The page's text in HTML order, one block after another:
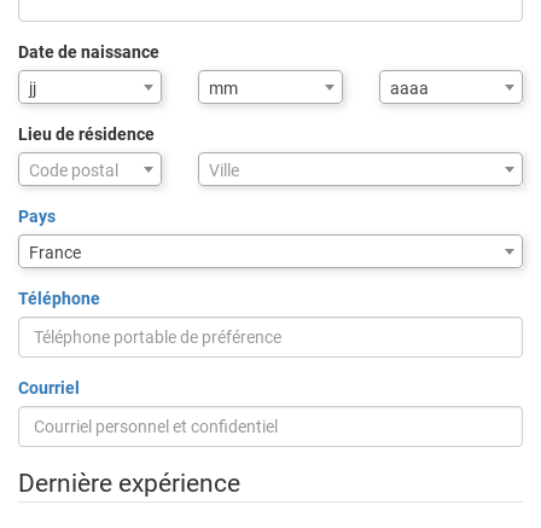
Date de naissance
jj
mm aaaa
Lieu de résidence
Assistance
de
saisie
pour
la
via
code
postal
Code postal Ville
Pays
France
Téléphone
Courriel
Dernière expérience